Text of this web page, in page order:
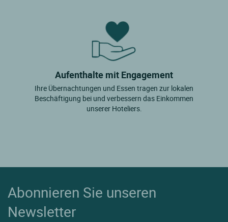
Aufenthalte mit Engagement
Ihre Übernachtungen und Essen tragen zur lokalen
Beschäftigung bei und verbessern das Einkommen
unserer Hoteliers.
Abonnieren Sie unseren
Newsletter